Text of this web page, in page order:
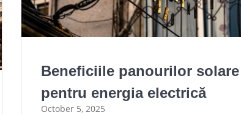
Beneficiile panourilor solare
pentru energia electrică
October 5, 2025